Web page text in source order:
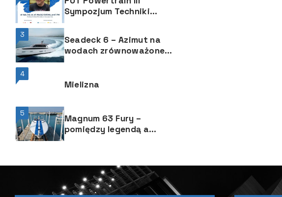
Sympozjum Techniki
Motorowodnej
3
Seadeck 6 – Azimut na
wodach zrównoważonego
rozwoju
4
Mielizna
5
Magnum 63 Fury –
pomiędzy legendą a
innowacją